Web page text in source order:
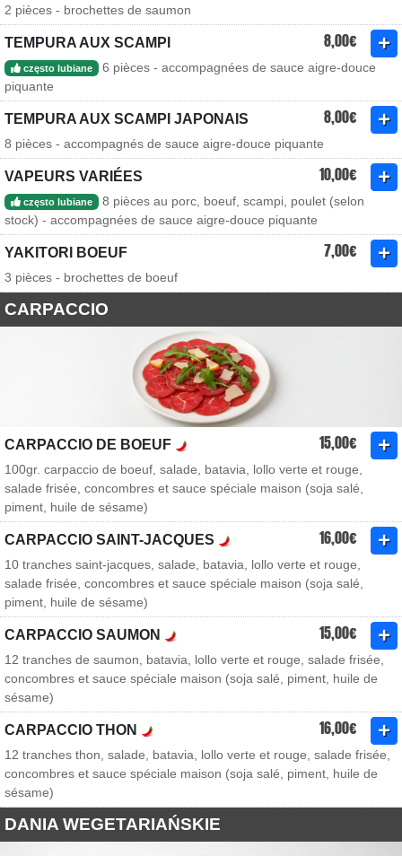
2 pièces - brochettes de saumon
TEMPURA AUX SCAMPI 8,00€
często lubiane
6 pièces - accompagnées de sauce aigre-douce
piquante
TEMPURA AUX SCAMPI JAPONAIS 8,00€
8 pièces - accompagnés de sauce aigre-douce piquante
VAPEURS VARIÉES 10,00€
często lubiane
8 pièces au porc, boeuf, scampi, poulet (selon
stock) - accompagnées de sauce aigre-douce piquante
YAKITORI BOEUF 7,00€
3 pièces - brochettes de boeuf
CARPACCIO
CARPACCIO DE BOEUF 15,00€
100gr. carpaccio de boeuf, salade, batavia, lollo verte et rouge,
salade frisée, concombres et sauce spéciale maison (soja salé,
piment, huile de sésame)
CARPACCIO SAINT-JACQUES 16,00€
10 tranches saint-jacques, salade, batavia, lollo verte et rouge,
salade frisée, concombres et sauce spéciale maison (soja salé,
piment, huile de sésame)
CARPACCIO SAUMON 15,00€
12 tranches de saumon, batavia, lollo verte et rouge, salade frisée,
concombres et sauce spéciale maison (soja salé, piment, huile de
sésame)
CARPACCIO THON 16,00€
12 tranches thon, salade, batavia, lollo verte et rouge, salade frisée,
concombres et sauce spéciale maison (soja salé, piment, huile de
sésame)
DANIA WEGETARIAŃSKIE